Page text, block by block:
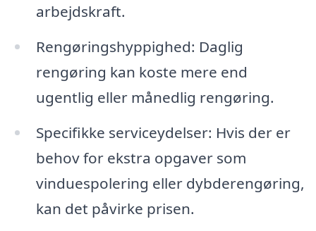
arbejdskraft.
Rengøringshyppighed: Daglig
rengøring kan koste mere end
ugentlig eller månedlig rengøring.
Specifikke serviceydelser: Hvis der er
behov for ekstra opgaver som
vinduespolering eller dybderengøring,
kan det påvirke prisen.